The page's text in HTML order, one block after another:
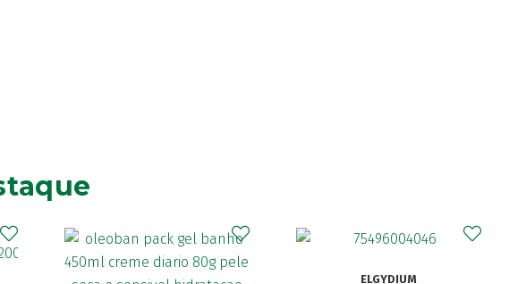
ELGYDIUM